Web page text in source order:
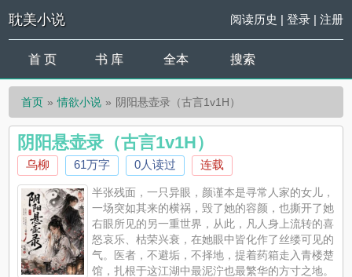
耽美小说 阅读历史 | 登录| 注册
首 页 书 库 全本 搜索
首页 情欲小说 阴阳悬壶录（古言1v1H）
阴阳悬壶录（古言1v1H）
乌柳 61万字 0人读过 连载
半张残面，一只异眼，颜谨本是寻常人家的女儿，
一场突如其来的横祸，毁了她的容颜，也撕开了她
右眼所见的另一重世界，从此，凡人身上流转的喜
怒哀乐、枯荣兴衰，在她眼中皆化作了丝缕可见的
气。医者，不避垢，不择地，提着药箱走入青楼楚
馆，扎根于这江湖中最泥泞也最繁华的方寸之地。